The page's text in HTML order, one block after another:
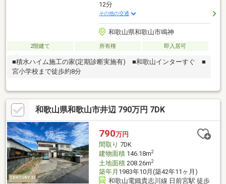
12分
その他の交通
和歌山県和歌山市鳴神
2階建て 所有権 即入居可
■積水ハイム施工の家(定期診断実施有) ■和歌山インターすぐ ■
宮小学校まで徒歩約8分
和歌山県和歌山市井辺 790万円 7DK
790万円
間取り 7DK
建物面積146.18m2
土地面積208.26m2
築年月 1983年10月(築42年11ヶ月)
和歌山電鐵貴志川線 日前宮駅 徒歩